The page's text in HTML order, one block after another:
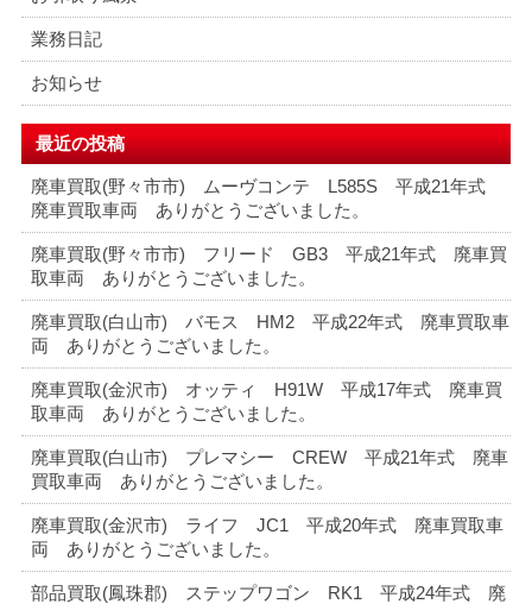
業務日記
お知らせ
最近の投稿
廃車買取(野々市市) ムーヴコンテ L585S 平成21年式
廃車買取車両 ありがとうございました。
廃車買取(野々市市) フリード GB3 平成21年式 廃車買
取車両 ありがとうございました。
廃車買取(白山市) バモス HM2 平成22年式 廃車買取車
両 ありがとうございました。
廃車買取(金沢市) オッティ H91W 平成17年式 廃車買
取車両 ありがとうございました。
廃車買取(白山市) プレマシー CREW 平成21年式 廃車
買取車両 ありがとうございました。
廃車買取(金沢市) ライフ JC1 平成20年式 廃車買取車
両 ありがとうございました。
部品買取(鳳珠郡) ステップワゴン RK1 平成24年式 廃